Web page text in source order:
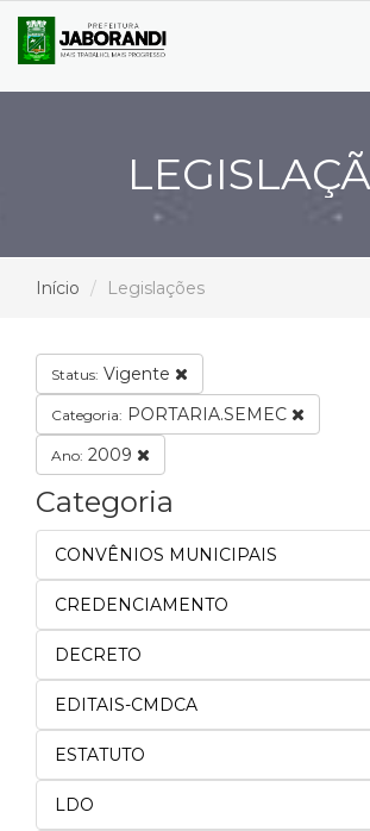
Início Legislações
Status: Vigente
Categoria: PORTARIA.SEMEC
Ano: 2009
Categoria
CONVÊNIOS MUNICIPAIS
CREDENCIAMENTO
DECRETO
EDITAIS-CMDCA
ESTATUTO
LDO